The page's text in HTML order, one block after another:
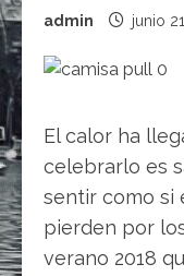
admin junio
El calor ha
celebrarlo es
sentir como si
pierden por
verano 2018